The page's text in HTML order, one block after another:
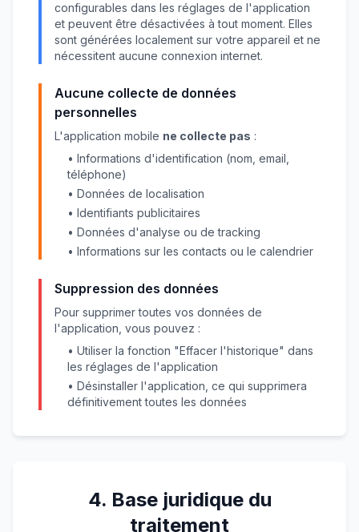
configurables dans les réglages de l'application
et peuvent être désactivées à tout moment. Elles
sont générées localement sur votre appareil et ne
nécessitent aucune connexion internet.
Aucune collecte de données
personnelles
L'application mobile ne collecte pas :
• Informations d'identification (nom, email,
téléphone)
• Données de localisation
• Identifiants publicitaires
• Données d'analyse ou de tracking
• Informations sur les contacts ou le calendrier
Suppression des données
Pour supprimer toutes vos données de
l'application, vous pouvez :
• Utiliser la fonction "Effacer l'historique" dans
les réglages de l'application
• Désinstaller l'application, ce qui supprimera
définitivement toutes les données
4. Base juridique du
traitement